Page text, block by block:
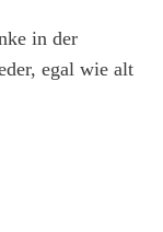
in der
egal wie alt